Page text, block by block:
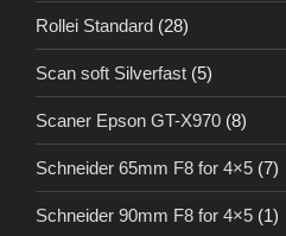
Rollei Standard (28)
Scan soft Silverfast (5)
Scaner Epson GT-X970 (8)
Schneider 65mm F8 for 4×5 (7)
Schneider 90mm F8 for 4×5 (1)